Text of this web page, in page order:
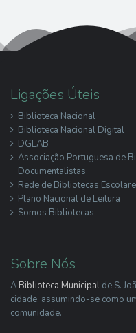
Ligações Úteis
Biblioteca Nacional
Biblioteca Nacional Digital
DGLAB
Associação Portuguesa de
Documentalistas
Rede de Bibliotecas
Plano Nacional de Leitura
Somos Bibliotecas
Sobre Nós
A Biblioteca Municipal de S.
cidade, assumindo-se como
comunidade.